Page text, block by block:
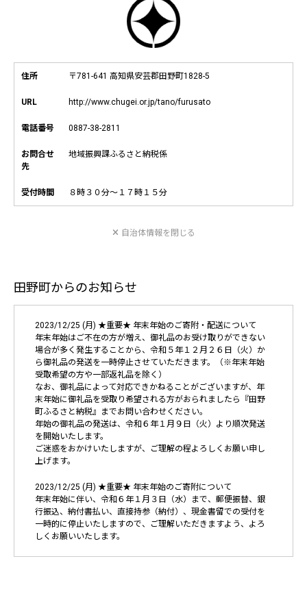
住所 〒781-641 高知県安芸郡田野町1828-5
URL http://www.chugei.or.jp/tano/furusato
電話番号 0887-38-2811
お問合せ
先
地域振興課ふるさと納税係
受付時間 ８時３０分～１７時１５分
自治体情報を閉じる
田野町からのお知らせ
2023/12/25 (月) ★重要★ 年末年始のご寄附・配送について
年末年始はご不在の方が増え、御礼品のお受け取りができない
場合が多く発生することから、令和５年１２月２６日（火）か
ら御礼品の発送を一時停止させていただきます。（※年末年始
受取希望の方や一部返礼品を除く）
なお、御礼品によって対応できかねることがございますが、年
末年始に御礼品を受取り希望される方がおられましたら『田野
町ふるさと納税』までお問い合わせください。
年始の御礼品の発送は、令和６年１月９日（火）より順次発送
を開始いたします。
ご迷惑をおかけいたしますが、ご理解の程よろしくお願い申し
上げます。
2023/12/25 (月) ★重要★ 年末年始のご寄附について
年末年始に伴い、令和６年１月３日（水）まで、郵便振替、銀
行振込、納付書払い、直接持参（納付）、現金書留での受付を
一時的に停止いたしますので、ご理解いただきますよう、よろ
しくお願いいたします。